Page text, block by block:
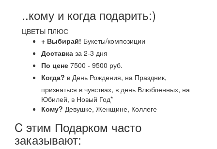
..кому и когда подарить:)
ЦВЕТЫ ПЛЮС
+ Выбирай! Букеты/композиции
Доставка за 2-3 дня
По цене 7500 - 9500 руб.
Когда? в День Рождения, на Праздник,
признаться в чувствах, в день Влюбленных, на
Юбилей, в Новый Год*
Кому? Девушке, Женщине, Коллеге
C этим Подарком часто
заказывают: